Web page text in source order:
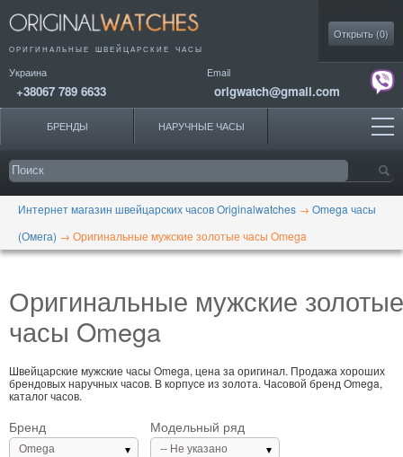
ОРИГИНАЛЬНЫЕ ШВЕЙЦАРСКИЕ ЧАСЫ
Украина
+38067 789 6633
Email
origwatch@gmail.com
Открыть (0)
БРЕНДЫ НАРУЧНЫЕ ЧАСЫ
Интернет магазин швейцарских часов Originalwatches → Omega часы
(Омега) → Оригинальные мужские золотые часы Omega
Оригинальные мужские золотые
часы Omega
Швейцарские мужские часы Omega, цена за оригинал. Продажа хороших
брендовых наручных часов. В корпусе из золота. Часовой бренд Omega,
каталог часов.
Бренд
Omega
Модельный ряд
-- Не указано